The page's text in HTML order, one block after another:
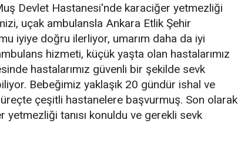
Devlet Hastanesi'nde karaciğer yetmezliği
uçak ambulansla Ankara Etlik Şehir
iyiye doğru ilerliyor, umarım daha da iyi
hizmeti, küçük yaşta olan hastalarımız
hastalarımız güvenli bir şekilde sevk
Bebeğimiz yaklaşık 20 gündür ishal ve
çeşitli hastanelere başvurmuş. Son olarak
tanısı konuldu ve gerekli sevk